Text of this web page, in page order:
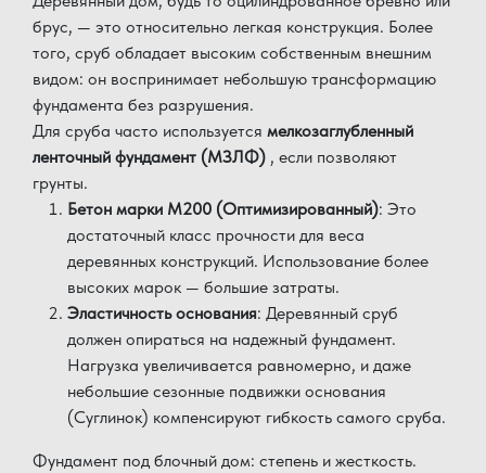
брус, — это относительно легкая конструкция. Более
того, сруб обладает высоким собственным внешним
видом: он воспринимает небольшую трансформацию
фундамента без разрушения.
Для сруба часто используется мелкозаглубленный
ленточный фундамент (МЗЛФ) , если позволяют
грунты.
Бетон марки М200 (Оптимизированный): Это
достаточный класс прочности для веса
деревянных конструкций. Использование более
высоких марок — большие затраты.
Эластичность основания: Деревянный сруб
должен опираться на надежный фундамент.
Нагрузка увеличивается равномерно, и даже
небольшие сезонные подвижки основания
(Суглинок) компенсируют гибкость самого сруба.
Фундамент под блочный дом: степень и жесткость.